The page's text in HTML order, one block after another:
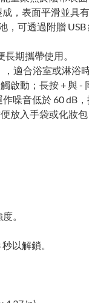
，表面平滑並具
，可透過附贈
期攜帶使用。
，適合浴室或淋浴
啟動；長按 + 與 -
噪音低於 60 dB
放入手袋或化妝
。
以解鎖。